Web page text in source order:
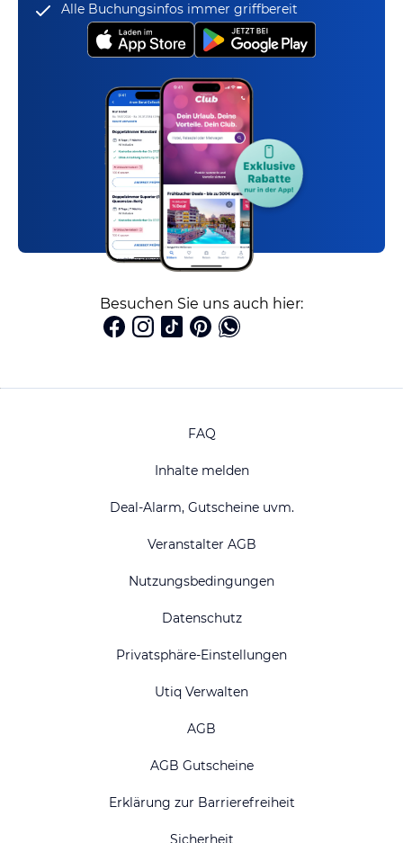
Alle Buchungsinfos immer griffbereit
Besuchen Sie uns auch hier:
FAQ
Inhalte melden
Deal-Alarm, Gutscheine uvm.
Veranstalter AGB
Nutzungsbedingungen
Datenschutz
Privatsphäre-Einstellungen
Utiq Verwalten
AGB
AGB Gutscheine
Erklärung zur Barrierefreiheit
Sicherheit